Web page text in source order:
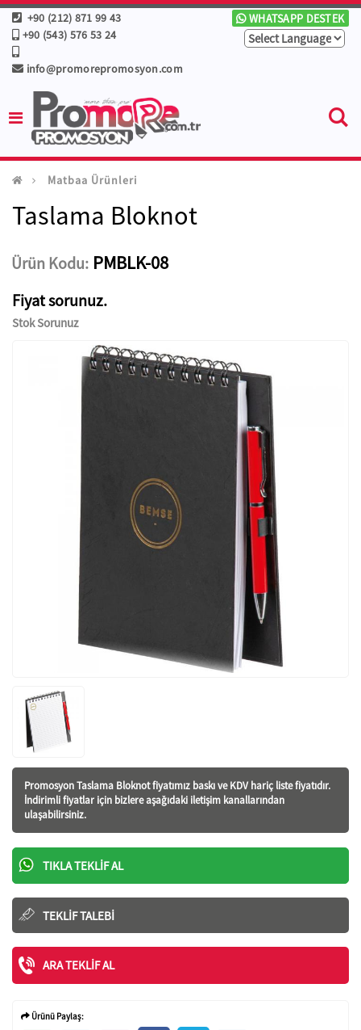
+90 (212) 871 99 43
+90 (543) 576 53 24
info@promorepromosyon.com
WHATSAPP DESTEK
Matbaa Ürünleri
Taslama Bloknot
Ürün Kodu: PMBLK-08
Fiyat sorunuz.
Stok Sorunuz
Promosyon Taslama Bloknot fiyatımız baskı ve KDV hariç liste fiyatıdır.
İndirimli fiyatlar için bizlere aşağıdaki iletişim kanallarından
ulaşabilirsiniz.
TIKLA TEKLIF AL
TEKLIF TALEBI
ARA TEKLIF AL
Ürünü Paylaş: